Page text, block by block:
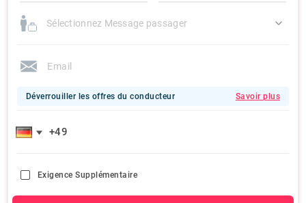
Sélectionnez Message passager
Déverrouiller les offres du conducteur Savoir plus
Exigence Supplémentaire